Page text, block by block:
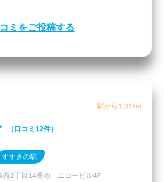
ミをご投稿する
駅から1.31km
（口コミ12件）
すすきの駅
西2丁目14番地 ニコービル4F